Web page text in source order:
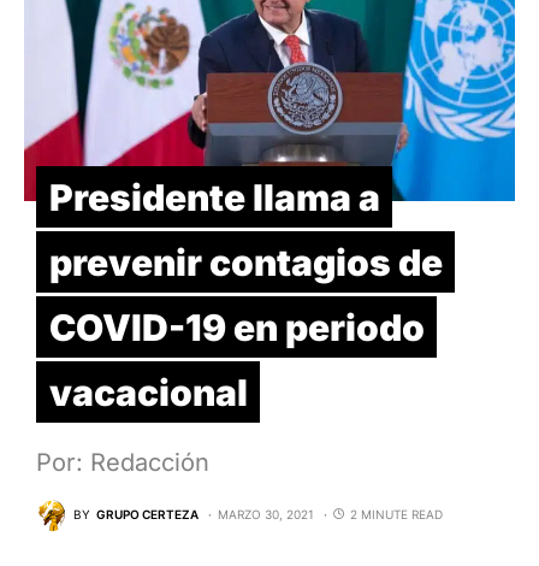
Presidente llama a
prevenir contagios de
COVID-19 en periodo
vacacional
Por: Redacción
BY GRUPO CERTEZA MARZO 30, 2021 2 MINUTE READ